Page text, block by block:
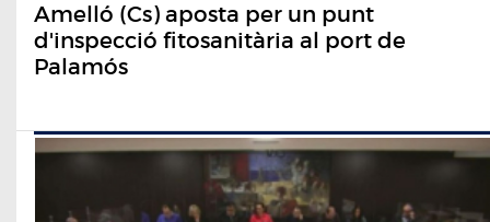
Amelló (Cs) aposta per un punt
d'inspecció fitosanitària al port de
Palamós